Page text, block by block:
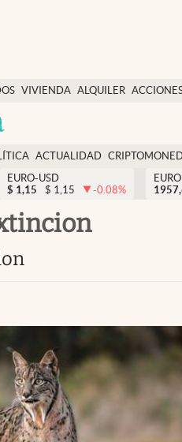
VIVIENDA ALQUILER
ACTUALIDAD
EURO-USD
$ 1,15 $ 1,15 -0.08%